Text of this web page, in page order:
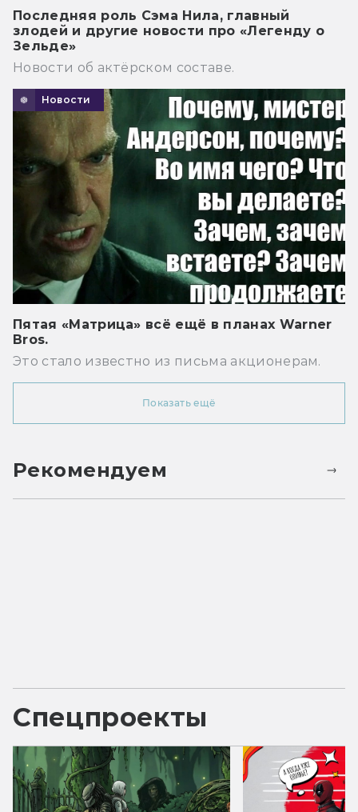
Последняя роль Сэма Нила, главный
злодей и другие новости про «Легенду о
Зельде»
Новости об актёрском составе.
Новости
Пятая «Матрица» всё ещё в планах Warner
Bros.
Это стало известно из письма акционерам.
Показать ещё
Рекомендуем
Спецпроекты